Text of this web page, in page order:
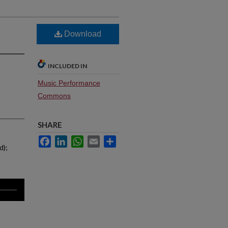
Download
INCLUDED IN
Music Performance
Commons
SHARE
FacebookLinkedInWhatsApp
Email